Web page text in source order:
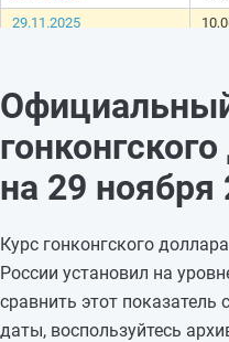
29.11.2025
26.11.2025
25.11.2025
24.11.2025
23.11.2025
на 29 ноября
Курс гонконгского
России установил на
сравнить этот
даты, воспользуйтесь